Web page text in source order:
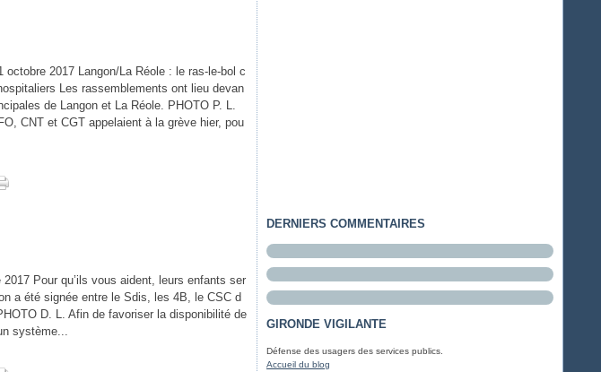
octobre 2017 Langon/La Réole : le ras-le-bol c
Les rassemblements ont lieu devan
de Langon et La Réole. PHOTO P. L.
CNT et CGT appelaient à la grève hier, pou
Pour qu’ils vous aident, leurs enfants ser
a été signée entre le Sdis, les 4B, le CSC d
D. L. Afin de favoriser la disponibilité de
système...
DERNIERS COMMENTAIRES
GIRONDE VIGILANTE
Défense des usagers des services publics.
Accueil du blog